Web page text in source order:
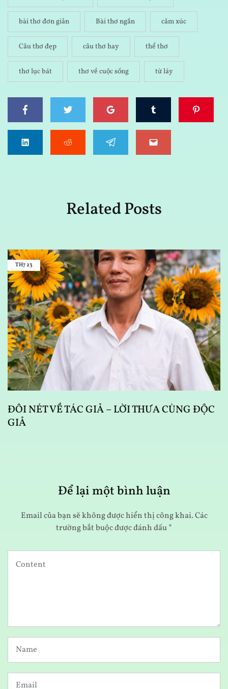
bài thơ đơn giản Bài thơ ngắn cảm xúc
Câu thơ đẹp câu thơ hay thể thơ
thơ lục bát thơ về cuộc sống từ láy
Related Posts
TH723
ĐÔI NÉT VỀ TÁC GIẢ – LỜI THƯA CÙNG ĐỘC
GIẢ
Để lại một bình luận
Email của bạn sẽ không được hiển thị công khai.Các
trường bắt buộc được đánh dấu*